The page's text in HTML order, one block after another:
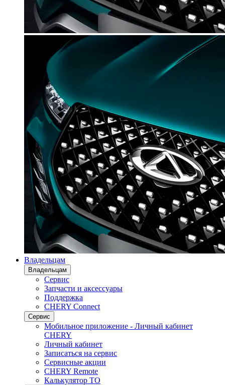
Владельцам
Владельцам
Сервис
Запчасти и аксессуары
Поддержка
CHERY Connect
Сервис
Мобильное приложение - Личный кабинет
CHERY
Личный кабинет
Записаться на сервис
Сервисные акции
CHERY Remote
Калькулятор ТО